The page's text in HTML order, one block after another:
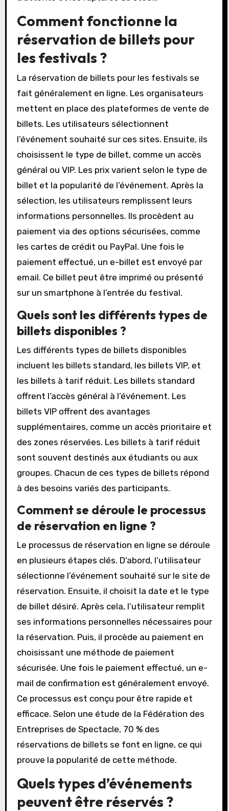
Comment fonctionne la
réservation de billets pour
les festivals ?
La réservation de billets pour les festivals se
fait généralement en ligne. Les organisateurs
mettent en place des plateformes de vente de
billets. Les utilisateurs sélectionnent
l’événement souhaité sur ces sites. Ensuite, ils
choisissent le type de billet, comme un accès
général ou VIP. Les prix varient selon le type de
billet et la popularité de l’événement. Après la
sélection, les utilisateurs remplissent leurs
informations personnelles. Ils procèdent au
paiement via des options sécurisées, comme
les cartes de crédit ou PayPal. Une fois le
paiement effectué, un e-billet est envoyé par
email. Ce billet peut être imprimé ou présenté
sur un smartphone à l’entrée du festival.
Quels sont les différents types de
billets disponibles ?
Les différents types de billets disponibles
incluent les billets standard, les billets VIP, et
les billets à tarif réduit. Les billets standard
offrent l’accès général à l’événement. Les
billets VIP offrent des avantages
supplémentaires, comme un accès prioritaire et
des zones réservées. Les billets à tarif réduit
sont souvent destinés aux étudiants ou aux
groupes. Chacun de ces types de billets répond
à des besoins variés des participants.
Comment se déroule le processus
de réservation en ligne ?
Le processus de réservation en ligne se déroule
en plusieurs étapes clés. D’abord, l’utilisateur
sélectionne l’événement souhaité sur le site de
réservation. Ensuite, il choisit la date et le type
de billet désiré. Après cela, l’utilisateur remplit
ses informations personnelles nécessaires pour
la réservation. Puis, il procède au paiement en
choisissant une méthode de paiement
sécurisée. Une fois le paiement effectué, un e-
mail de confirmation est généralement envoyé.
Ce processus est conçu pour être rapide et
efficace. Selon une étude de la Fédération des
Entreprises de Spectacle, 70 % des
réservations de billets se font en ligne, ce qui
prouve la popularité de cette méthode.
Quels types d’événements
peuvent être réservés ?